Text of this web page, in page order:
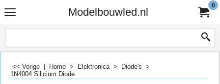
Modelbouwled.nl
0
<< Vorige Home > Elektronica> Diode's >
1N4004 Silicium Diode